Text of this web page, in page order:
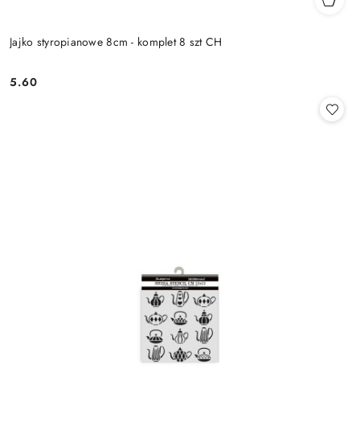
Jajko styropianowe 8cm - komplet 8 szt CH
Cena:
5.60